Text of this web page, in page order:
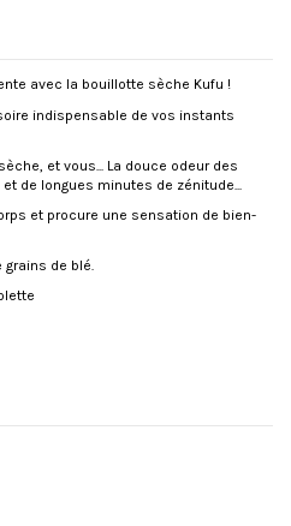
avec la bouillotte sèche Kufu !
indispensable de vos instants
et vous... La douce odeur des
de longues minutes de zénitude...
et procure une sensation de bien-
grains de blé.